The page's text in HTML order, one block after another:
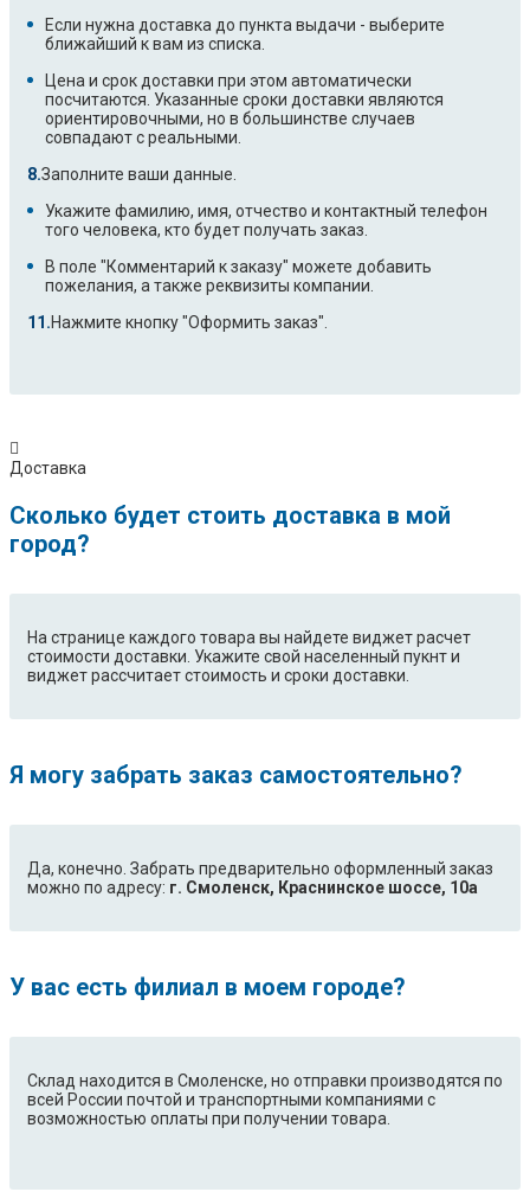
Если нужна доставка до пункта выдачи - выберите
ближайший к вам из списка.
Цена и срок доставки при этом автоматически
посчитаются. Указанные сроки доставки являются
ориентировочными, но в большинстве случаев
совпадают с реальными.
Заполните ваши данные.
Укажите фамилию, имя, отчество и контактный телефон
того человека, кто будет получать заказ.
В поле "Комментарий к заказу" можете добавить
пожелания, а также реквизиты компании.
Нажмите кнопку "Оформить заказ".
Доставка
Сколько будет стоить доставка в мой
город?
На странице каждого товара вы найдете виджет расчет
стоимости доставки. Укажите свой населенный пукнт и
виджет рассчитает стоимость и сроки доставки.
Я могу забрать заказ самостоятельно?
Да, конечно. Забрать предварительно оформленный заказ
можно по адресу: г. Смоленск, Краснинское шоссе, 10а
У вас есть филиал в моем городе?
Склад находится в Смоленске, но отправки производятся по
всей России почтой и транспортными компаниями с
возможностью оплаты при получении товара.